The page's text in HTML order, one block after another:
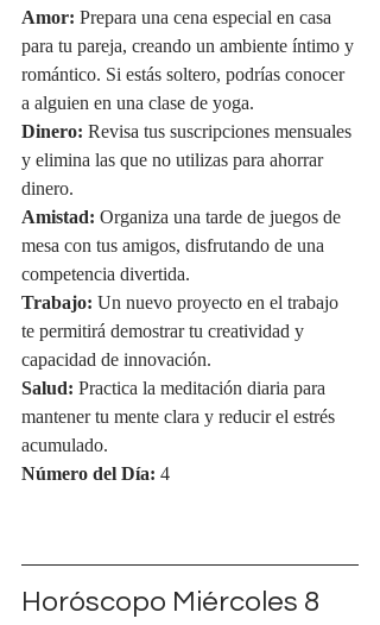
Amor: Prepara una cena especial en casa
para tu pareja, creando un ambiente íntimo y
romántico. Si estás soltero, podrías conocer
a alguien en una clase de yoga.
Dinero: Revisa tus suscripciones mensuales
y elimina las que no utilizas para ahorrar
dinero.
Amistad: Organiza una tarde de juegos de
mesa con tus amigos, disfrutando de una
competencia divertida.
Trabajo: Un nuevo proyecto en el trabajo
te permitirá demostrar tu creatividad y
capacidad de innovación.
Salud: Practica la meditación diaria para
mantener tu mente clara y reducir el estrés
acumulado.
Número del Día: 4
Horóscopo Miércoles 8